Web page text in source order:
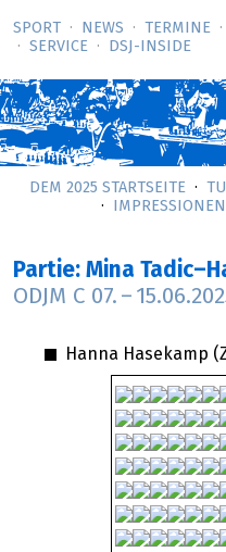
SPORT NEWS TERMINE
SERVICE
DSJ-­INSIDE
DEM 2025 STARTSEITE
IMPRESSIONEN
Partie: Mina
ODJM C 07. –
Hanna Hasekamp